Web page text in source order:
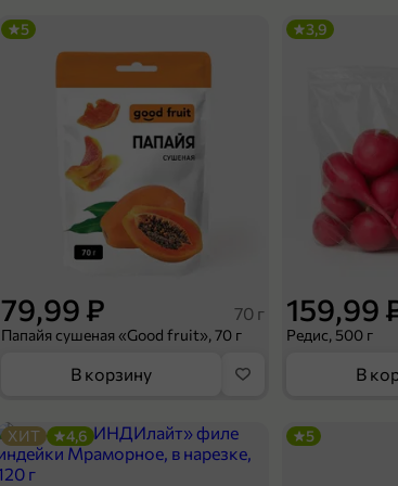
79,99 ₽ 70 г
Папайя сушеная «Good fruit», 70 г
5
В корзину
159,99
Редис, 500 г
3,9
В
ХИТ 4,6 5